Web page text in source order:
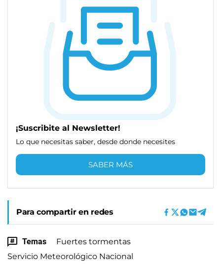
¡Suscribite al Newsletter!
Lo que necesitas saber, desde donde necesites
SABER MÁS
Para compartir en redes
Temas
Fuertes tormentas
Servicio Meteorológico Nacional